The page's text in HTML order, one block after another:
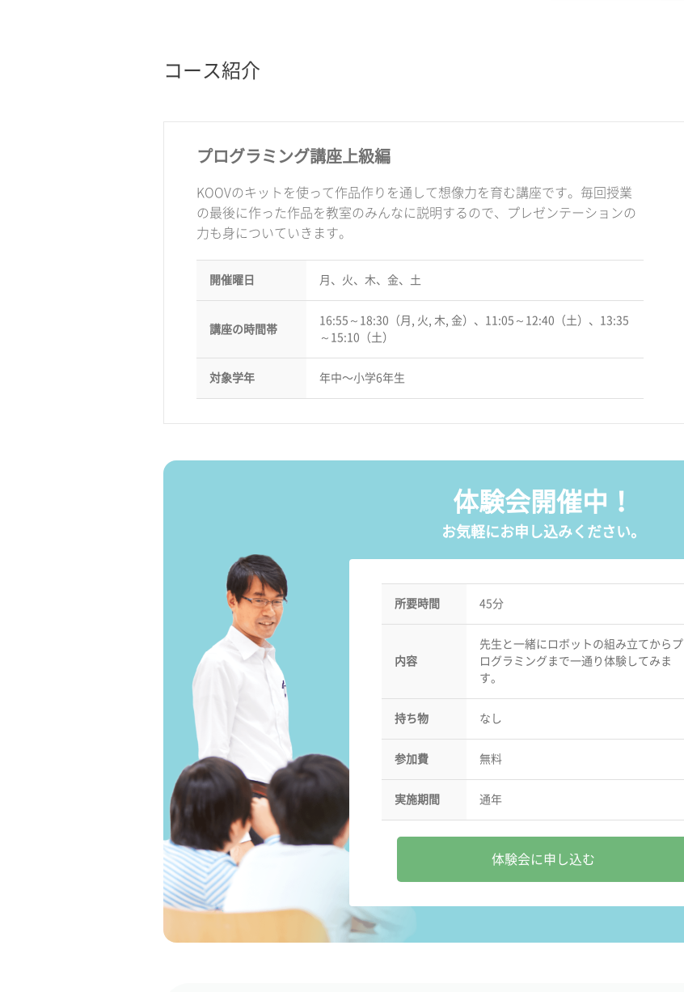
コース紹介
プログラミング講座上級編
KOOVのキットを使って作品作りを通して想像力を育む講座です。毎回授業
の最後に作った作品を教室のみんなに説明するので、プレゼンテーションの
力も身についていきます。
開催曜日 月、火、木、金、土
講座の時間帯
16:55～18:30（月, 火, 木, 金）、11:05～12:40（土）、13:35
～15:10（土）
対象学年 年中〜小学6年生
体験会開催中！
お気軽にお申し込みください。
所要時間 45分
内容
先生と一緒にロボットの組み立てからプ
ログラミングまで一通り体験してみま
す。
持ち物 なし
参加費 無料
実施期間 通年
体験会に申し込む